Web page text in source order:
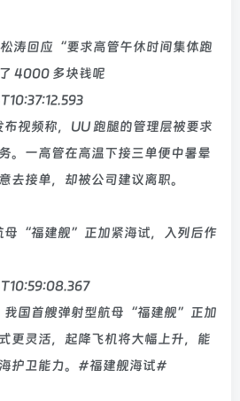
涛回应“要求高管午休时间集体跑
4000 多块钱呢
视频称，UU 跑腿的管理层被要求
。一高管在高温下接三单便中暑晕
去接单，却被公司建议离职。
母“福建舰”正加紧海试，入列后作
我国首艘弹射型航母“福建舰”正加
更灵活，起降飞机将大幅上升，能
护卫能力。#福建舰海试#